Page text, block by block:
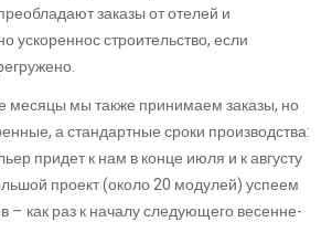
заказы от отелей и
ускореннос строительство, если
месяцы мы также принимаем заказы, но
а стандартные сроки производства:
придет к нам в конце июля и к августу
проект (около 20 модулей) успеем
– как раз к началу следующего весенне-